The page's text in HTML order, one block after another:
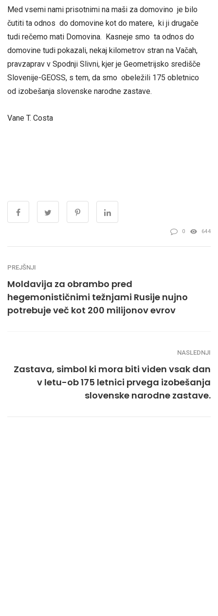
Med vsemi nami prisotnimi na maši za domovino je bilo
čutiti ta odnos do domovine kot do matere, ki ji drugače
tudi rečemo mati Domovina. Kasneje smo ta odnos do
domovine tudi pokazali, nekaj kilometrov stran na Vačah,
pravzaprav v Spodnji Slivni, kjer je Geometrijsko središče
Slovenije-GEOSS, s tem, da smo obeležili 175 obletnico
od izobešanja slovenske narodne zastave.
Vane T. Costa
0 644
PREJŠNJI
Moldavija za obrambo pred
hegemonističnimi težnjami Rusije nujno
potrebuje več kot 200 milijonov evrov
NASLEDNJI
Zastava, simbol ki mora biti viden vsak dan
v letu-ob 175 letnici prvega izobešanja
slovenske narodne zastave.